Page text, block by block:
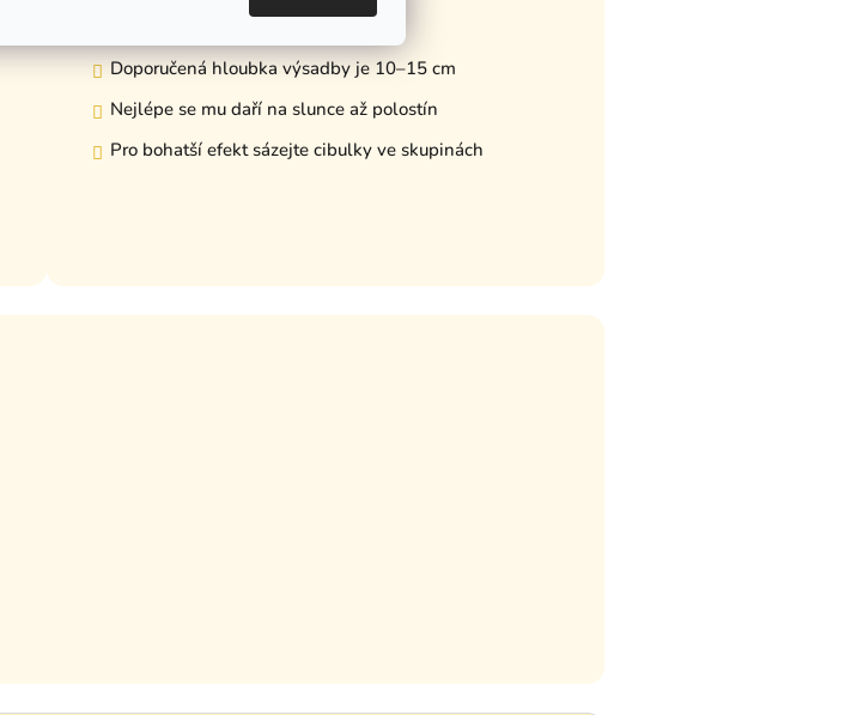
Doporučená hloubka výsadby je 10–15 cm
Nejlépe se mu daří na slunce až polostín
Pro bohatší efekt sázejte cibulky ve skupinách